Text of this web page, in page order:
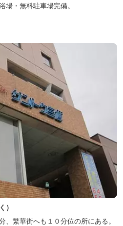
場・無料駐車場完備。
）
、繁華街へも１０分位の所にある。